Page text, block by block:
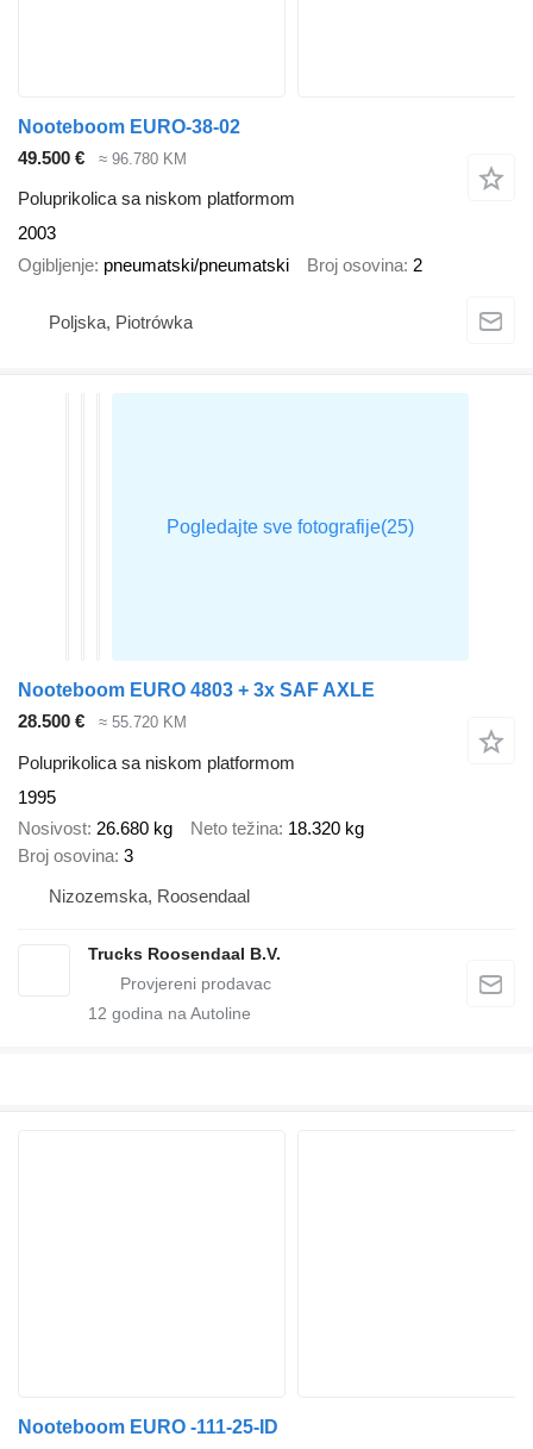
Nooteboom EURO-38-02
49.500 €
≈ 96.780 KM
Poluprikolica sa niskom platformom
2003
Ogibljenje pneumatski/pneumatski Broj osovina 2
Poljska, Piotrówka
Nooteboom EURO 4803 + 3x SAF AXLE
28.500 €
≈ 55.720 KM
Poluprikolica sa niskom platformom
1995
Nosivost 26.680 kg Neto težina 18.320 kg
Broj osovina 3
Nizozemska, Roosendaal
Trucks Roosendaal B.V.
12 godina na Autoline
Nooteboom EURO -111-25-ID